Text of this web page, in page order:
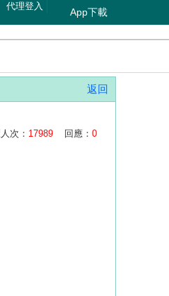
App下載
代理登入
返回
次： 17989 回應： 0